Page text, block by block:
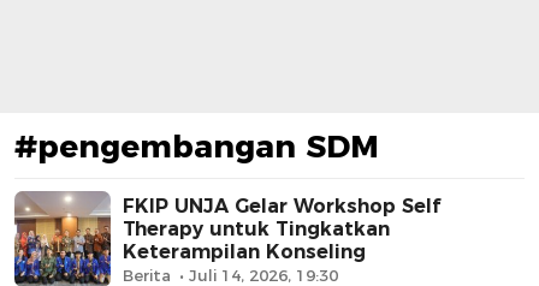
#pengembangan SDM
FKIP UNJA Gelar Workshop Self
Therapy untuk Tingkatkan
Keterampilan Konseling
Berita Juli 14, 2026, 19:30